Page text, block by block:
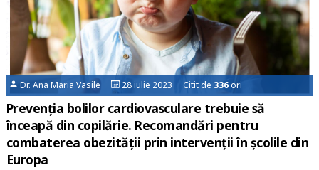
Dr. Ana Maria Vasile 28 iulie 2023 Citit de 336ori
Prevenția bolilor cardiovasculare trebuie să
înceapă din copilărie. Recomandări pentru
combaterea obezității prin intervenții în școlile din
Europa